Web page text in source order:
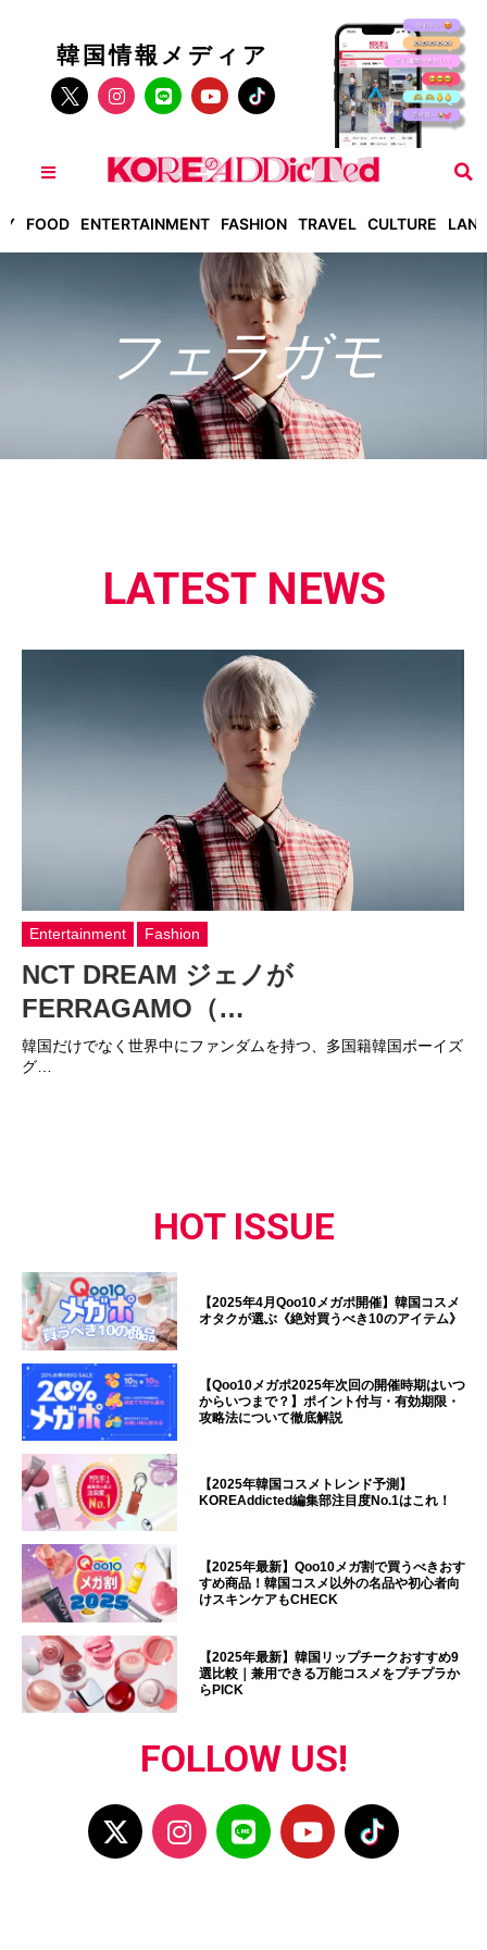
韓国情報メディア
FOOD ENTERTAINMENT FASHION TRAVEL CULTURE
フェラガモ
LATEST NEWS
Entertainment Fashion
NCT DREAM ジェノが
FERRAGAMO（…
韓国だけでなく世界中にファンダムを持つ、多国籍韓国ボーイズ
グ…
HOT ISSUE
【2025年4月Qoo10メガポ開催】韓国コスメ
オタクが選ぶ《絶対買うべき10のアイテム》
【Qoo10メガポ2025年次回の開催時期はいつ
からいつまで？】ポイント付与・有効期限・
攻略法について徹底解説
【2025年韓国コスメトレンド予測】
KOREAddicted編集部注目度No.1はこれ！
【2025年最新】Qoo10メガ割で買うべきおす
すめ商品！韓国コスメ以外の名品や初心者向
けスキンケアもCHECK
【2025年最新】韓国リップチークおすすめ9
選比較｜兼用できる万能コスメをプチプラか
らPICK
FOLLOW US!